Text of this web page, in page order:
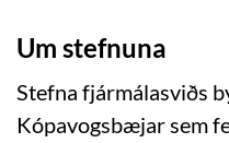
Um stefnuna
Stefna fjármálasviðs
Kópavogsbæjar sem